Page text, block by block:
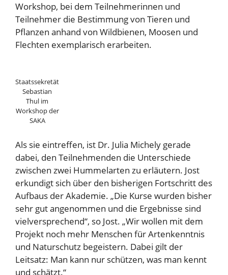
Workshop, bei dem Teilnehmerinnen und
Teilnehmer die Bestimmung von Tieren und
Pflanzen anhand von Wildbienen, Moosen und
Flechten exemplarisch erarbeiten.
Staatssekretät
Sebastian
Thul im
Workshop der
SAKA
Als sie eintreffen, ist Dr. Julia Michely gerade
dabei, den Teilnehmenden die Unterschiede
zwischen zwei Hummelarten zu erläutern. Jost
erkundigt sich über den bisherigen Fortschritt des
Aufbaus der Akademie. „Die Kurse wurden bisher
sehr gut angenommen und die Ergebnisse sind
vielversprechend“, so Jost. „Wir wollen mit dem
Projekt noch mehr Menschen für Artenkenntnis
und Naturschutz begeistern. Dabei gilt der
Leitsatz: Man kann nur schützen, was man kennt
und schätzt.“